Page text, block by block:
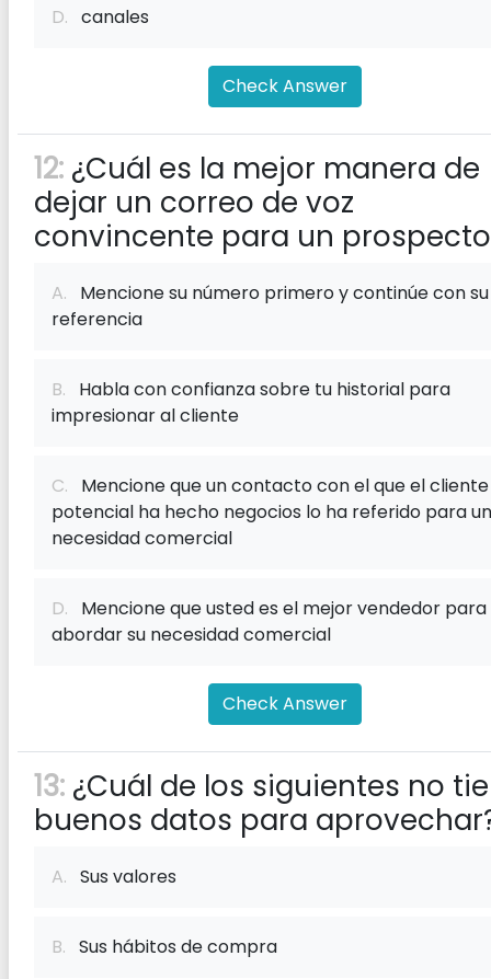
D. canales
Check Answer
12: ¿Cuál es la mejor manera de
dejar un correo de voz
convincente para un
A. Mencione su número primero y continúe con su
referencia
B. Habla con confianza sobre tu historial para
impresionar al cliente
C. Mencione que un contacto con el que el cliente
potencial ha hecho negocios lo ha referido para
necesidad comercial
D. Mencione que usted es el mejor vendedor para
abordar su necesidad comercial
Check Answer
13: ¿Cuál de los siguientes no
buenos datos para
A. Sus valores
B. Sus hábitos de compra